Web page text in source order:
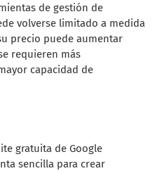
de gestión de
volverse limitado a medida
precio puede aumentar
requieren más
capacidad de
gratuita de Google
sencilla para crear